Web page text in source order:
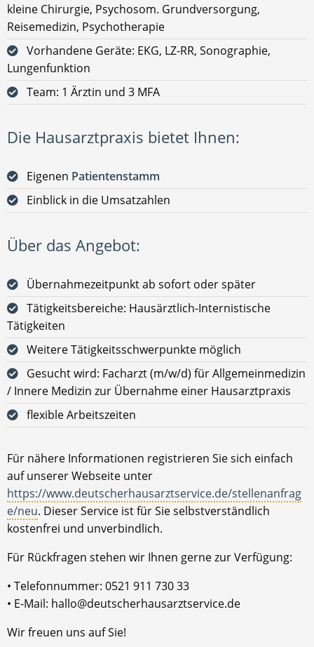
kleine Chirurgie, Psychosom. Grundversorgung,
Reisemedizin, Psychotherapie
Vorhandene Geräte: EKG, LZ-RR, Sonographie,
Lungenfunktion
Team: 1 Ärztin und 3 MFA
Die Hausarztpraxis bietet Ihnen:
Eigenen Patientenstamm
Einblick in die Umsatzahlen
Über das Angebot:
Übernahmezeitpunkt ab sofort oder später
Tätigkeitsbereiche: Hausärztlich-Internistische
Tätigkeiten
Weitere Tätigkeitsschwerpunkte möglich
Gesucht wird: Facharzt (m/w/d) für Allgemeinmedizin
/ Innere Medizin zur Übernahme einer Hausarztpraxis
flexible Arbeitszeiten
Für nähere Informationen registrieren Sie sich einfach
auf unserer Webseite unter
https://www.deutscherhausarztservice.de/stellenanfrag
e/neu. Dieser Service ist für Sie selbstverständlich
kostenfrei und unverbindlich.
Für Rückfragen stehen wir Ihnen gerne zur Verfügung:
• Telefonnummer: 0521 911 730 33
• E-Mail: hallo@deutscherhausarztservice.de
Wir freuen uns auf Sie!